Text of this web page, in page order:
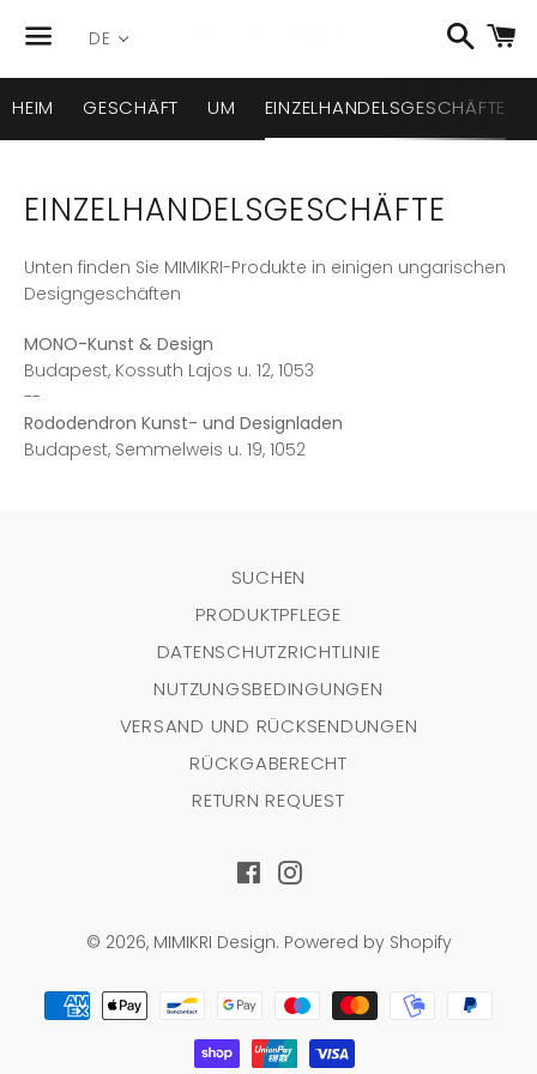
Menü
DE
Suchen
HEIM GESCHÄFT UM EINZELHANDELSGESCHÄFTE
EINZELHANDELSGESCHÄFTE
Unten finden Sie MIMIKRI-Produkte in einigen ungarischen
Designgeschäften
MONO-Kunst & Design
Budapest, Kossuth Lajos u. 12, 1053
--
Rododendron Kunst- und Designladen
Budapest, Semmelweis u. 19, 1052
SUCHEN
PRODUKTPFLEGE
DATENSCHUTZRICHTLINIE
NUTZUNGSBEDINGUNGEN
VERSAND UND RÜCKSENDUNGEN
RÜCKGABERECHT
RETURN REQUEST
FacebookInstagram
© 2026, MIMIKRI Design. Powered by Shopify
Zahlungsarten